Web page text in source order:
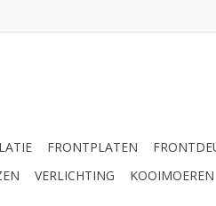
FRONTPLATEN
VERLICHTING KOOIMOEREN